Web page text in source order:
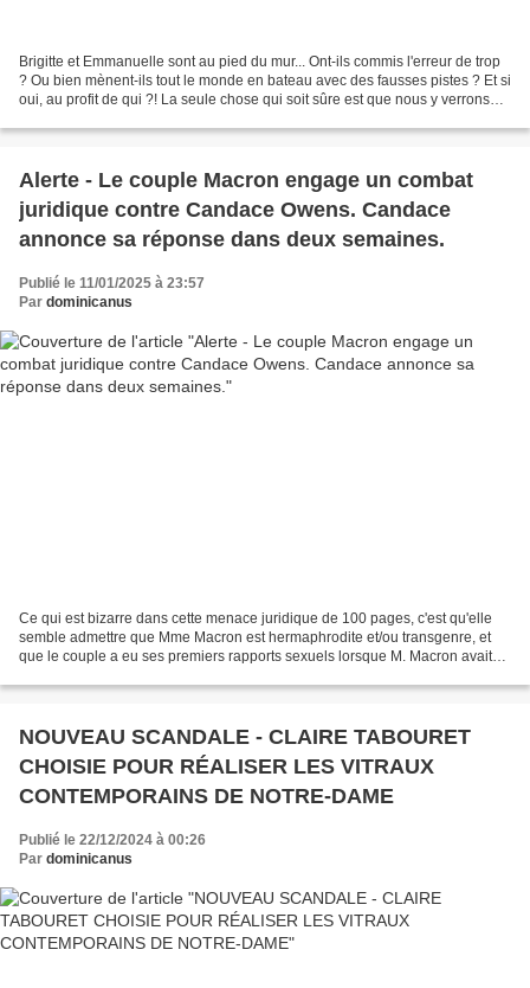
Brigitte et Emmanuelle sont au pied du mur... Ont-ils commis l'erreur de trop
? Ou bien mènent-ils tout le monde en bateau avec des fausses pistes ? Et si
oui, au profit de qui ?! La seule chose qui soit sûre est que nous y verrons
Alerte - Le couple Macron engage un combat
juridique contre Candace Owens. Candace
annonce sa réponse dans deux semaines.
Publié le 11/01/2025 à 23:57
Par dominicanus
Ce qui est bizarre dans cette menace juridique de 100 pages, c'est qu'elle
semble admettre que Mme Macron est hermaphrodite et/ou transgenre, et
que le couple a eu ses premiers rapports sexuels lorsque M. Macron avait
NOUVEAU SCANDALE - CLAIRE TABOURET
CHOISIE POUR RÉALISER LES VITRAUX
CONTEMPORAINS DE NOTRE-DAME
Publié le 22/12/2024 à 00:26
Par dominicanus